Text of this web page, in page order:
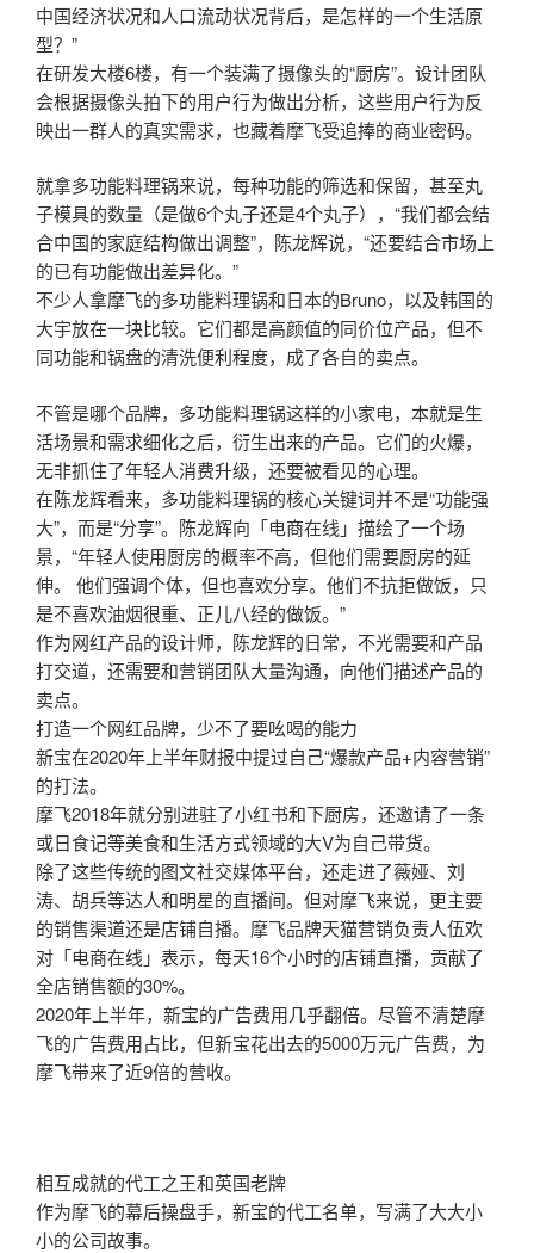
中国经济状况和人口流动状况背后，是怎样的一个生活原
型？”
在研发大楼6楼，有一个装满了摄像头的“厨房”。设计团队
会根据摄像头拍下的用户行为做出分析，这些用户行为反
映出一群人的真实需求，也藏着摩飞受追捧的商业密码。
就拿多功能料理锅来说，每种功能的筛选和保留，甚至丸
子模具的数量（是做6个丸子还是4个丸子），“我们都会结
合中国的家庭结构做出调整”，陈龙辉说，“还要结合市场上
的已有功能做出差异化。”
不少人拿摩飞的多功能料理锅和日本的Bruno，以及韩国的
大宇放在一块比较。它们都是高颜值的同价位产品，但不
同功能和锅盘的清洗便利程度，成了各自的卖点。
不管是哪个品牌，多功能料理锅这样的小家电，本就是生
活场景和需求细化之后，衍生出来的产品。它们的火爆，
无非抓住了年轻人消费升级，还要被看见的心理。
在陈龙辉看来，多功能料理锅的核心关键词并不是“功能强
大”，而是“分享”。陈龙辉向「电商在线」描绘了一个场
景，“年轻人使用厨房的概率不高，但他们需要厨房的延
伸。 他们强调个体，但也喜欢分享。他们不抗拒做饭，只
是不喜欢油烟很重、正儿八经的做饭。”
作为网红产品的设计师，陈龙辉的日常，不光需要和产品
打交道，还需要和营销团队大量沟通，向他们描述产品的
卖点。
打造一个网红品牌，少不了要吆喝的能力
新宝在2020年上半年财报中提过自己“爆款产品+内容营销”
的打法。
摩飞2018年就分别进驻了小红书和下厨房，还邀请了一条
或日食记等美食和生活方式领域的大V为自己带货。
除了这些传统的图文社交媒体平台，还走进了薇娅、刘
涛、胡兵等达人和明星的直播间。但对摩飞来说，更主要
的销售渠道还是店铺自播。摩飞品牌天猫营销负责人伍欢
对「电商在线」表示，每天16个小时的店铺直播，贡献了
全店销售额的30%。
2020年上半年，新宝的广告费用几乎翻倍。尽管不清楚摩
飞的广告费用占比，但新宝花出去的5000万元广告费，为
摩飞带来了近9倍的营收。
相互成就的代工之王和英国老牌
作为摩飞的幕后操盘手，新宝的代工名单，写满了大大小
小的公司故事。